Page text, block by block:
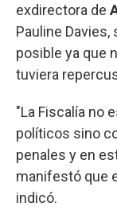
exdirectora de
Pauline Davies,
posible ya que
tuviera
"La Fiscalía no
políticos sino
penales y en
manifestó que
indicó.